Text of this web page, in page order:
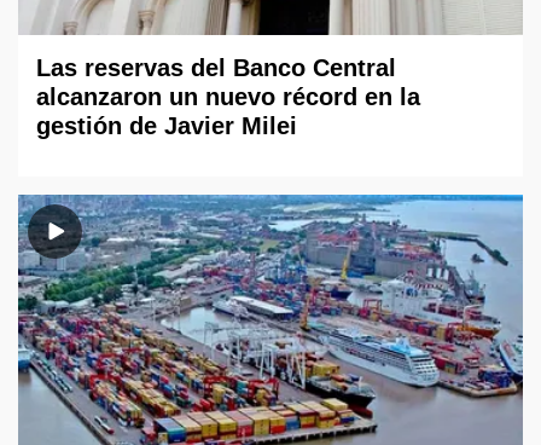
Las reservas del Banco Central
alcanzaron un nuevo récord en la
gestión de Javier Milei